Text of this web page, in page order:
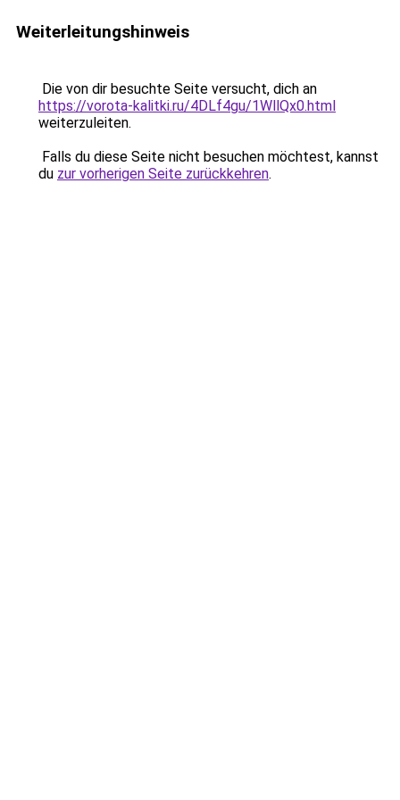
Weiterleitungshinweis
Die von dir besuchte Seite versucht, dich an
https://vorota-kalitki.ru/4DLf4gu/1WllQx0.html
weiterzuleiten.
Falls du diese Seite nicht besuchen möchtest, kannst
du zur vorherigen Seite zurückkehren.